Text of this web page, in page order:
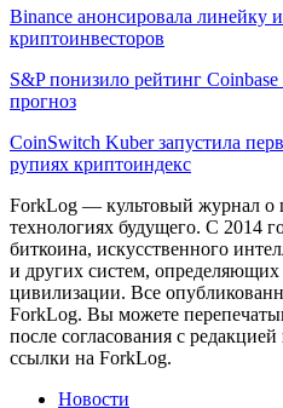
Binance анонсировала линейку
криптоинвесторов
S&P понизило рейтинг
прогноз
CoinSwitch Kuber запустила
рупиях криптоиндекс
ForkLog — культовый журнал о
технологиях будущего. С 2014
биткоина, искусственного
и других систем,
цивилизации. Все
ForkLog. Вы можете
после согласования с
ссылки на ForkLog.
Новости